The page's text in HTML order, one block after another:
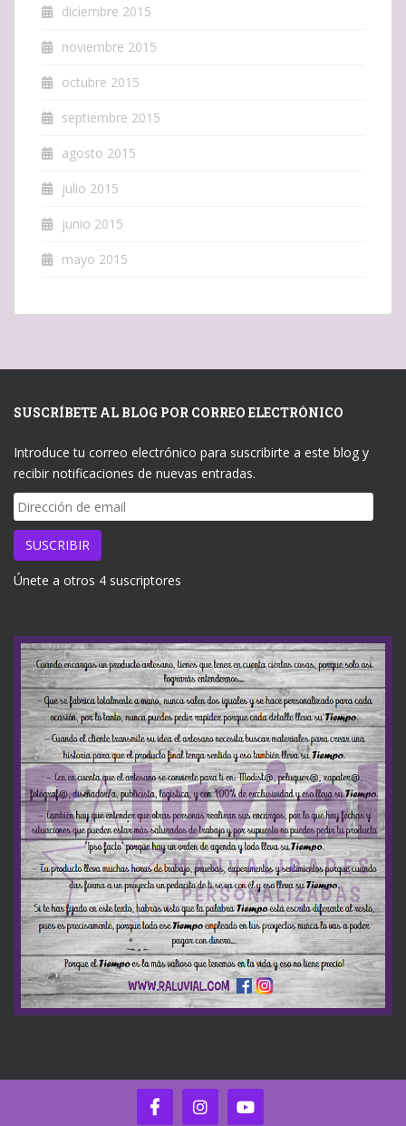
diciembre 2015
noviembre 2015
octubre 2015
septiembre 2015
agosto 2015
julio 2015
junio 2015
mayo 2015
SUSCRÍBETE AL BLOG POR CORREO ELECTRÓNICO
Introduce tu correo electrónico para suscribirte a este blog y
recibir notificaciones de nuevas entradas.
Dirección
de
email
SUSCRIBIR
Únete a otros 4 suscriptores